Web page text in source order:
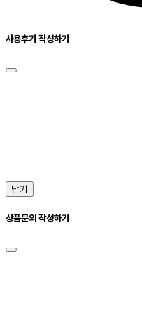
사용후기 작성하기
닫기
상품문의 작성하기